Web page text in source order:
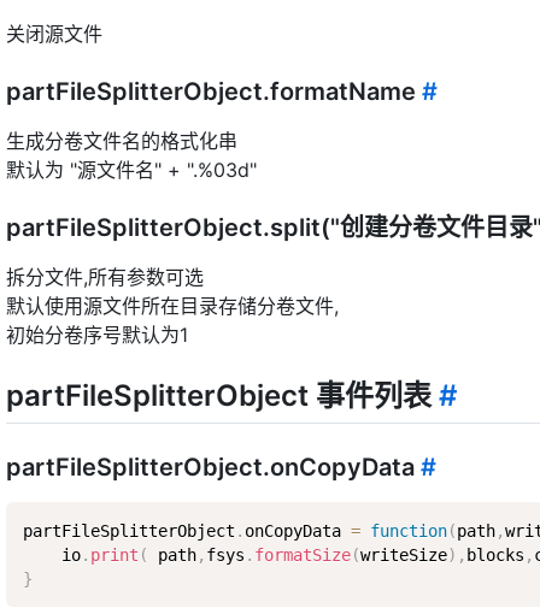
关闭源文件
partFileSplitterObject.formatName #
生成分卷文件名的格式化串
默认为 "源文件名" + ".%03d"
partFileSplitterObject.split("创建分卷文件目录
拆分文件,所有参数可选
默认使用源文件所在目录存储分卷文件,
初始分卷序号默认为1
partFileSplitterObject 事件列表#
partFileSplitterObject.onCopyData #
partFileSplitterObject . onCopyData = function(path,
    io
. print ( path, fsys . formatSize(writeSize) , blocks ,
}